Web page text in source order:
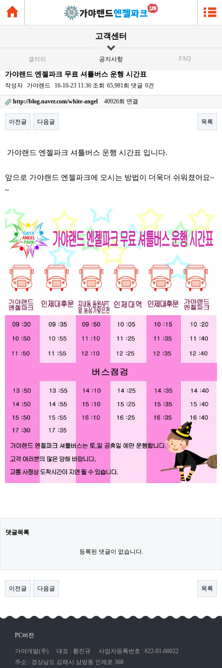
고객센터
갤러리 공지사항 FAQ
가야랜드 엔젤파크 무료 셔틀버스 운행 시간표
작성자 가야랜드 16-10-23 11:36 조회 65,981회 댓글 0건
http://blog.naver.com/white-angel 40926회 연결
이전글 다음글 목록
가야랜드 엔젤파크 셔틀버스 운행 시간표 입니다.
앞으로 가야랜드 엔젤파크에 오시는 방법이 더욱더 쉬워졌어요~
~
댓글목록
등록된 댓글이 없습니다.
이전글 다음글 목록
PC버전
가야개발(주) 대표 : 황진규
사업자등록번호 : 622-81-00022
주소 : 경상남도 김해시 삼방동 인제로 368